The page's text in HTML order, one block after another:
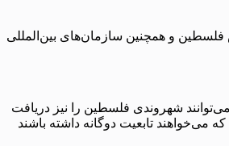
فلسطین و همچنین سازمان‌های بین‌المللی
داشت. این سوال که آیا آن‌ها می‌توانند شهروندی فلسطین را نیز دریافت
تابعیت دوگانه داشته باشند